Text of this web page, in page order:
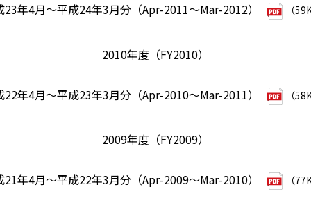
23年4月～平成24年3月分（Apr-2011～Mar-2012） （
2010年度（FY2010）
22年4月～平成23年3月分（Apr-2010～Mar-2011） （
2009年度（FY2009）
21年4月～平成22年3月分（Apr-2009～Mar-2010） （